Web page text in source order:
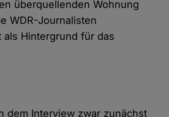
überquellenden Wohnung
WDR-Journalisten
Hintergrund für das
dem Interview zwar zunächst